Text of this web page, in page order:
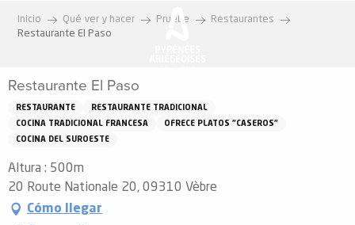
Inicio Qué ver y hacer Pruebe
Restaurantes
Restaurante El Paso
Restaurante El Paso
RESTAURANTE
RESTAURANTE TRADICIONAL
COCINA TRADICIONAL FRANCESA
OFRECE PLATOS "CASEROS"
COCINA DEL SUROESTE
Altura : 500m
20 Route Nationale 20, 09310 Vèbre
Cómo llegar